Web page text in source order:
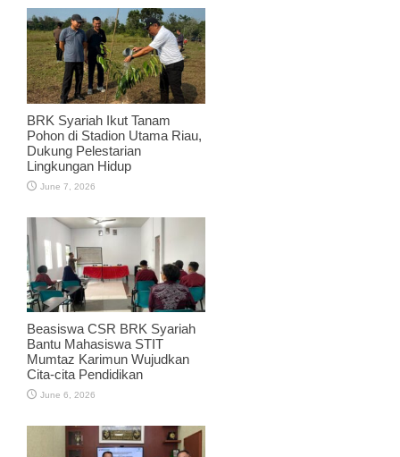
BRK Syariah Ikut Tanam
Pohon di Stadion Utama Riau,
Dukung Pelestarian
Lingkungan Hidup
June 7, 2026
Beasiswa CSR BRK Syariah
Bantu Mahasiswa STIT
Mumtaz Karimun Wujudkan
Cita-cita Pendidikan
June 6, 2026